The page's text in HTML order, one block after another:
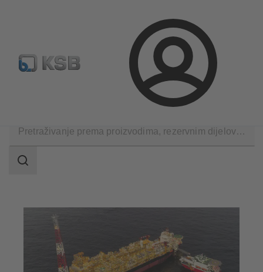
Prijava
Konfiguriraj proizvod Rezervni dijelovi – standardna
Upstream
pretraživanja
Raspon